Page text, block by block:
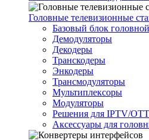
Головные телевизионные
Базовый блок
Демодуляторы
Декодеры
Транскодеры
Энкодеры
Трансмодуляторы
Мультиплексоры
Модуляторы
Решения для IPTV/OTT
Аксессуары для